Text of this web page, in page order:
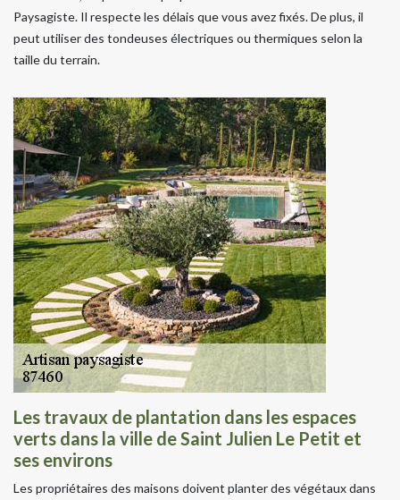
Paysagiste. Il respecte les délais que vous avez fixés. De plus, il
peut utiliser des tondeuses électriques ou thermiques selon la
taille du terrain.
Les travaux de plantation dans les espaces
verts dans la ville de Saint Julien Le Petit et
ses environs
Les propriétaires des maisons doivent planter des végétaux dans